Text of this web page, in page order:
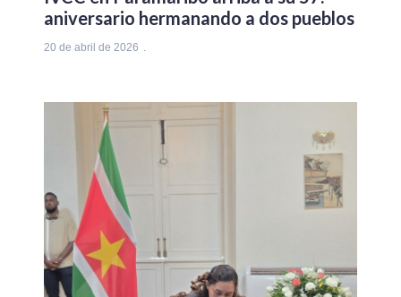
aniversario hermanando a dos pueblos
20 de abril de 2026